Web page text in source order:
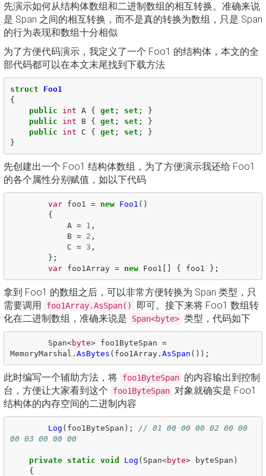
先演示如何从结构体数组和二进制数组的相互转换。准确来说
是 Span 之间的相互转换，而不是真的转换为数组，只是 Span
的行为表现和数组十分相似
为了方便代码演示，我定义了一个 Foo1 的结构体，本文的全
部代码都可以在本文末尾找到下载方法
struct
Foo1
{
public
int A { get ; set ;
}
public
int B { get ; set ;
}
public
int C { get ; set ;
}
}
先创建出一个 Foo1 结构体数组，为了方便演示我还给 Foo1
的各个属性分别赋值，如以下代码
var foo1 = new Foo1 ()
{
A = 1 ,
B = 2 ,
C = 3 ,
};
var
foo1Array = new Foo1 [] { foo1 };
拿到 Foo1 的数组之后，可以非常方便转换为 Span 类型，只
需要调用
foo1Array.AsSpan()
即可。接下来将 Foo1 数组转
化在二进制数组，准确来说是
Span<byte> 类型，代码如下
Span<byte> foo1ByteSpan =
MemoryMarshal . AsBytes ( foo1Array. AsSpan ());
此时编写一个辅助方法，将 foo1ByteSpan 的内容输出到控制
台，方便让大家看到这个
foo1ByteSpan 对象就确实是 Foo1
结构体的内存空间的二进制内容
Log ( foo1ByteSpan );
// 01 00 00 00 02 00 00
00 03 00 00 00
private static void Log ( Span<byte> byteSpan )
{